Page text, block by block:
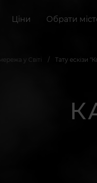
Ціни Обрати
у Світі Тату ескізи